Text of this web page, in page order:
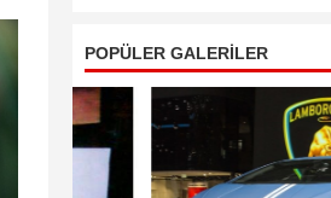
POPÜLER GALERİLER